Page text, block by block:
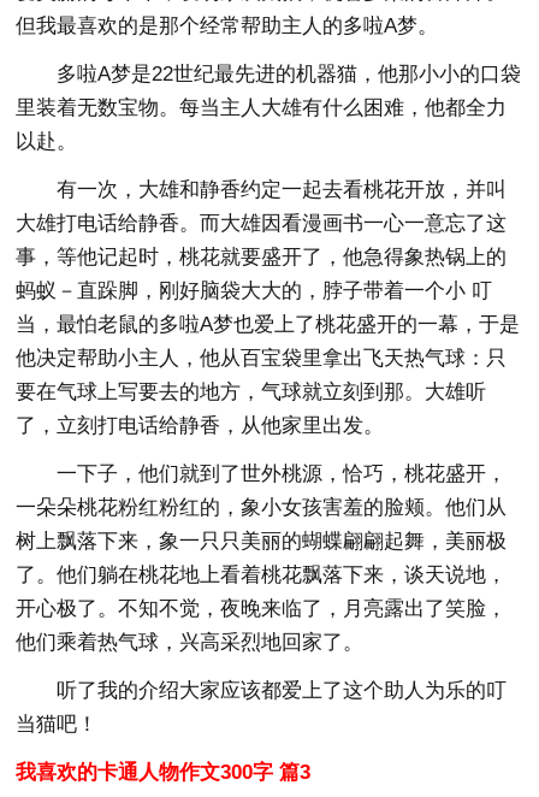
但我最喜欢的是那个经常帮助主人的多啦A梦。
多啦A梦是22世纪最先进的机器猫，他那小小的口袋
里装着无数宝物。每当主人大雄有什么困难，他都全力
以赴。
有一次，大雄和静香约定一起去看桃花开放，并叫
大雄打电话给静香。而大雄因看漫画书一心一意忘了这
事，等他记起时，桃花就要盛开了，他急得象热锅上的
蚂蚁－直跺脚，刚好脑袋大大的，脖子带着一个小 叮
当，最怕老鼠的多啦A梦也爱上了桃花盛开的一幕，于是
他决定帮助小主人，他从百宝袋里拿出飞天热气球：只
要在气球上写要去的地方，气球就立刻到那。大雄听
了，立刻打电话给静香，从他家里出发。
一下子，他们就到了世外桃源，恰巧，桃花盛开，
一朵朵桃花粉红粉红的，象小女孩害羞的脸颊。他们从
树上飘落下来，象一只只美丽的蝴蝶翩翩起舞，美丽极
了。他们躺在桃花地上看着桃花飘落下来，谈天说地，
开心极了。不知不觉，夜晚来临了，月亮露出了笑脸，
他们乘着热气球，兴高采烈地回家了。
听了我的介绍大家应该都爱上了这个助人为乐的叮
当猫吧！
我喜欢的卡通人物作文300字 篇3